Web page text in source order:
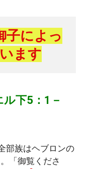
子によっ
ます
下5：1－
部族はヘブロンの
「御覧くださ